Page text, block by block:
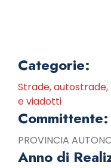
Categorie:
Strade,
e viadotti
Committente:
PROVINCIA
Anno di